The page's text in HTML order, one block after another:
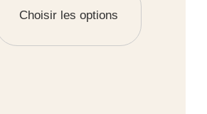
Choisir les options